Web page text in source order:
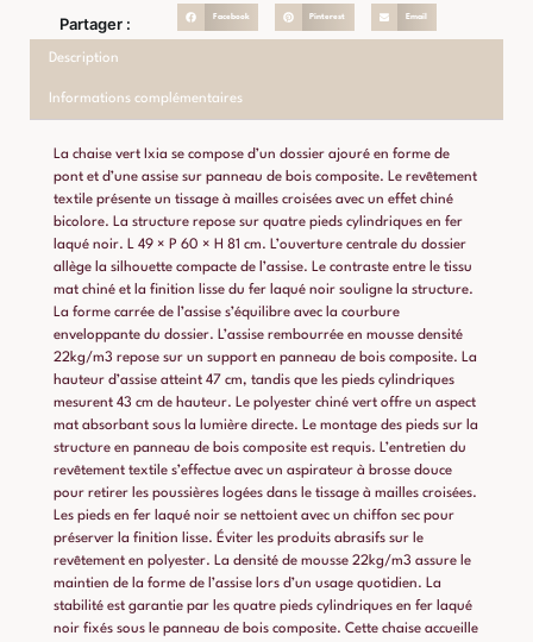
Partager : Facebook Pinterest Email
Description
Informations complémentaires
La chaise vert Ixia se compose d’un dossier ajouré en forme de
pont et d’une assise sur panneau de bois composite. Le revêtement
textile présente un tissage à mailles croisées avec un effet chiné
bicolore. La structure repose sur quatre pieds cylindriques en fer
laqué noir. L 49 × P 60 × H 81 cm. L’ouverture centrale du dossier
allège la silhouette compacte de l’assise. Le contraste entre le tissu
mat chiné et la finition lisse du fer laqué noir souligne la structure.
La forme carrée de l’assise s’équilibre avec la courbure
enveloppante du dossier. L’assise rembourrée en mousse densité
22kg/m3 repose sur un support en panneau de bois composite. La
hauteur d’assise atteint 47 cm, tandis que les pieds cylindriques
mesurent 43 cm de hauteur. Le polyester chiné vert offre un aspect
mat absorbant sous la lumière directe. Le montage des pieds sur la
structure en panneau de bois composite est requis. L’entretien du
revêtement textile s’effectue avec un aspirateur à brosse douce
pour retirer les poussières logées dans le tissage à mailles croisées.
Les pieds en fer laqué noir se nettoient avec un chiffon sec pour
préserver la finition lisse. Éviter les produits abrasifs sur le
revêtement en polyester. La densité de mousse 22kg/m3 assure le
maintien de la forme de l’assise lors d’un usage quotidien. La
stabilité est garantie par les quatre pieds cylindriques en fer laqué
noir fixés sous le panneau de bois composite. Cette chaise accueille